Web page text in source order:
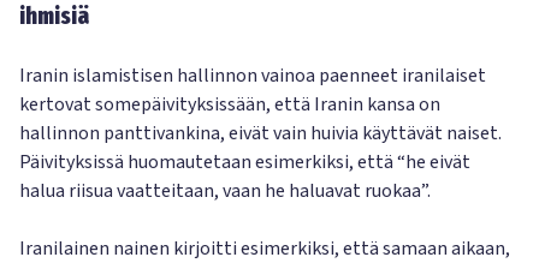
ihmisiä
Iranin islamistisen hallinnon vainoa paenneet iranilaiset
kertovat somepäivityksissään, että Iranin kansa on
hallinnon panttivankina, eivät vain huivia käyttävät naiset.
Päivityksissä huomautetaan esimerkiksi, että “he eivät
halua riisua vaatteitaan, vaan he haluavat ruokaa”.
Iranilainen nainen kirjoitti esimerkiksi, että samaan aikaan,